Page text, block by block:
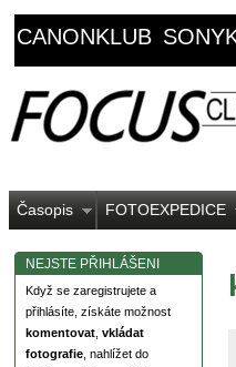
CANONKLUB
Časopis FOTOEXPEDICE
NEJSTE PŘIHLÁŠENI
Když se zaregistrujete a
přihlásíte, získáte možnost
komentovat vkládat
fotografie , nahlížet do